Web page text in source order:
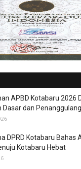
APBD Kotabaru 2026
Dasar dan
DPRD Kotabaru Bahas
Kotabaru Hebat